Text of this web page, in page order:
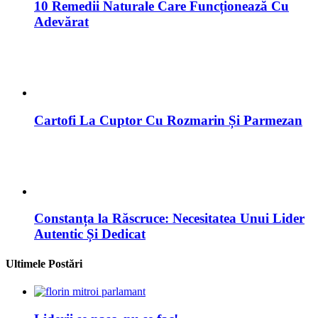
Cartofi La Cuptor Cu Rozmarin Și Parmezan
Constanța la Răscruce: Necesitatea Unui Lider
Autentic Și Dedicat
Liderii se nasc, nu se fac!
amenințare care cere vigilență absolută